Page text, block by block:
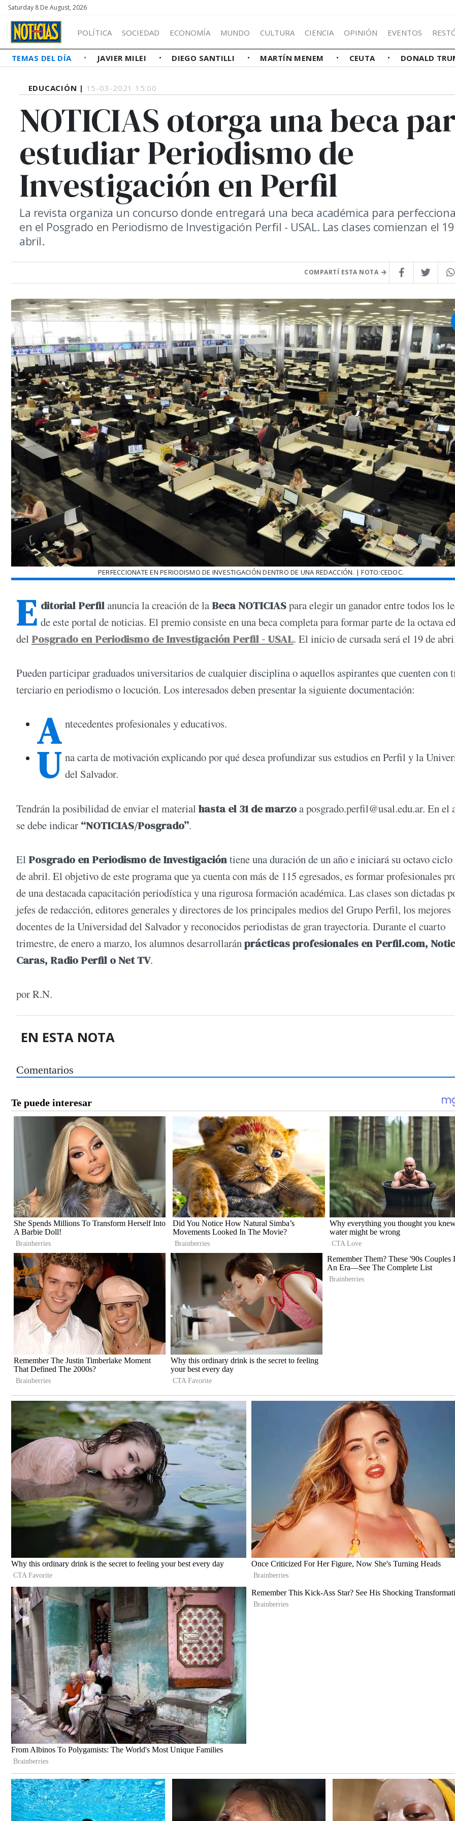
Saturday 8 De August, 2026
POLÍTICA SOCIEDAD ECONOMÍA MUNDO CULTURA CIENCIA OPINIÓN EVENTOS
TEMAS DEL DÍA JAVIER MILEI DIEGO SANTILLI MARTÍN MENEM CEUTA DONALD
EDUCACIÓN | 15-03-2021 15:00
NOTICIAS otorga una beca
estudiar Periodismo de
Investigación en Perfil
La revista organiza un concurso donde entregará una beca académica para
en el Posgrado en Periodismo de Investigación Perfil - USAL. Las clases comienzan el
abril.
COMPARTÍ ESTA NOTA
PERFECCIONATE EN PERIODISMO DE INVESTIGACIÓN DENTRO DE UNA REDACCIÓN. | FOTO:CEDOC.
E ditorial Perfilanuncia la creación de la Beca NOTICIASpara elegir un ganador entre todos los
de este portal de noticias. El premio consiste en una beca completa para formar parte de la octava
del Posgrado en Periodismo de Investigación Perfil - USAL. El inicio de cursada será el 19 de
Pueden participar graduados universitarios de cualquier disciplina o aquellos aspirantes que cuenten con
terciario en periodismo o locución. Los interesados deben presentar la siguiente documentación:
A ntecedentes profesionales y educativos.
U na carta de motivación explicando por qué desea profundizar sus estudios en Perfil y la
del Salvador.
Tendrán la posibilidad de enviar el material hasta el 31 de marzoaposgrado.perfil@usal.edu.ar. En el
se debe indicar “NOTICIAS/Posgrado”.
El Posgrado en Periodismo de Investigacióntiene una duración de un año e iniciará su octavo
de abril. El objetivo de este programa que ya cuenta con más de 115 egresados, es formar profesionales
de una destacada capacitación periodística y una rigurosa formación académica. Las clases son dictadas
jefes de redacción, editores generales y directores de los principales medios del Grupo Perfil, los mejores
docentes de la Universidad del Salvador y reconocidos periodistas de gran trayectoria. Durante el cuarto
trimestre, de enero a marzo, los alumnos desarrollaránprácticas profesionales en Perfil.com,
Caras, Radio Perfil o Net TV.
por R.N.
EN ESTA NOTA
Comentarios